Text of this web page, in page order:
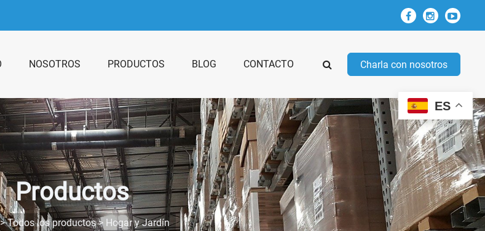
NOSOTROS PRODUCTOS BLOG CONTACTO Charla con nosotros
Productos
> Todos los productos > Hogar y Jardín
ES